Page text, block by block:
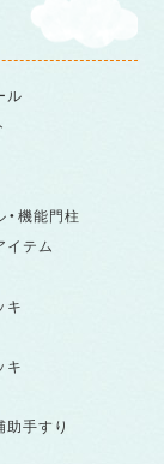
ル
機能門柱
イテム
キ
キ
手すり